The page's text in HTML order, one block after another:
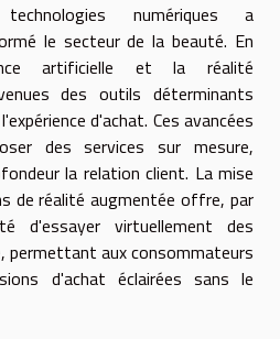
numériques a
le secteur de la beauté. En
artificielle et la réalité
des outils déterminants
d'achat. Ces avancées
des services sur mesure,
la relation client. La mise
de réalité augmentée offre, par
d'essayer virtuellement des
permettant aux consommateurs
d'achat éclairées sans le